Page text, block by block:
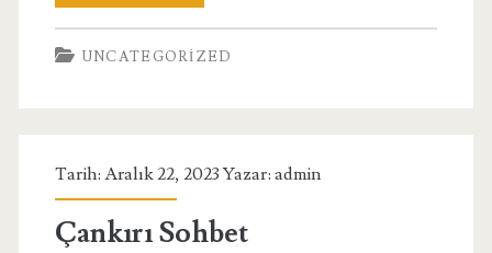
Görüntülü
Canlı
UNCATEGORIZED
Tarih: Aralık 22, 2023 Yazar: admin
Çankırı Sohbet